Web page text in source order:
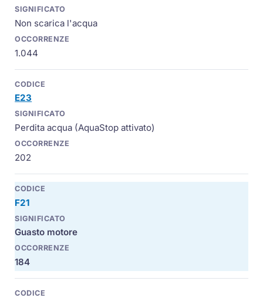
Non scarica l'acqua
1.044
E23
Perdita acqua (AquaStop attivato)
202
F21
Guasto motore
184